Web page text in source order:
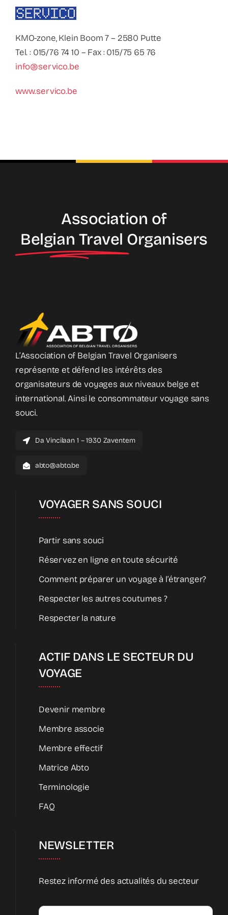
Faq
ABC Van De Toeristische Terminologie
KMO-zone, Klein Boom 7 – 2580 Putte
Tel. : 015/76 74 10 – Fax : 015/75 65 76
info@servico.be
www.servico.be
Association of
Belgian Travel Organisers
L’Association of Belgian Travel Organisers
représente et défend les intérêts des
organisateurs de voyages aux niveaux belge et
international. Ainsi le consommateur voyage sans
souci.
Da Vincilaan 1 – 1930 Zaventem
abto@abto.be
VOYAGER SANS SOUCI
Partir sans souci
Réservez en ligne en toute sécurité
Comment préparer un voyage à l’étranger?
Respecter les autres coutumes ?
Respecter la nature
ACTIF DANS LE SECTEUR DU
VOYAGE
Devenir membre
Membre associe
Membre effectif
Matrice Abto
Terminologie
FAQ
NEWSLETTER
Restez informé des actualités du secteur